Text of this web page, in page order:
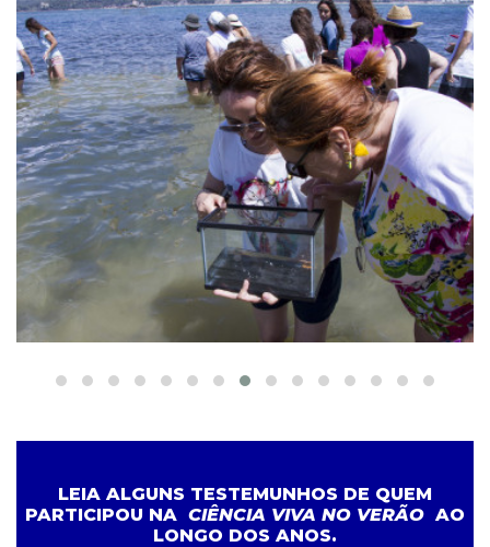
LEIA ALGUNS TESTEMUNHOS DE QUEM
PARTICIPOU NA CIÊNCIA VIVA NO VERÃO AO
LONGO DOS ANOS.